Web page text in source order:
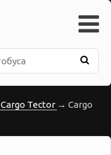
Tector → Cargo